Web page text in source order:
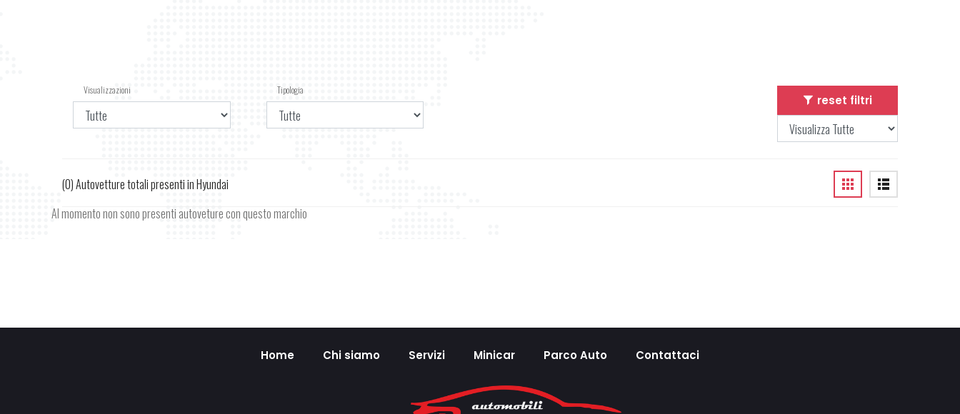
Visualizzazioni Tipologia
reset filtri
(0) Autovetture totali presenti in Hyundai
Al momento non sono presenti autoveture con questo marchio
Home Chi siamo Servizi Minicar Parco Auto Contattaci